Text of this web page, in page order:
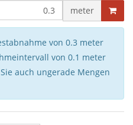
meter
von 0.3 meter
von 0.1 meter
auch ungerade Mengen